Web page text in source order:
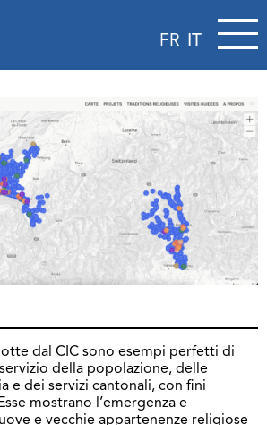
FR IT
dal CIC sono esempi perfetti di
della popolazione, delle
e dei servizi cantonali, con fini
mostrano l’emergenza e
e vecchie appartenenze religiose